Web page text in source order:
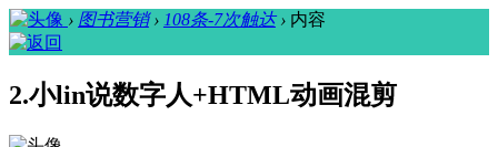
› 图书营销 › 108条-7次触达 › 内容
2.小lin说数字人+HTML动画混剪